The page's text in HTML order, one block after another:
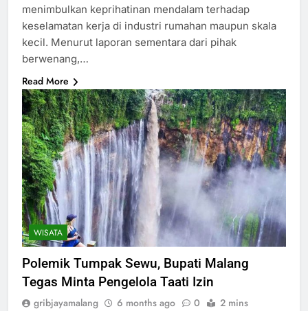
menimbulkan keprihatinan mendalam terhadap
keselamatan kerja di industri rumahan maupun skala
kecil. Menurut laporan sementara dari pihak
berwenang,…
Read More
WISATA
Polemik Tumpak Sewu, Bupati Malang
Tegas Minta Pengelola Taati Izin
gribjayamalang 6 months ago 0 2 mins